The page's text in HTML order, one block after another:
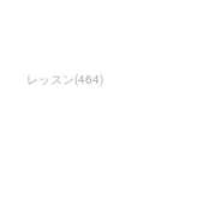
レッスン(464)